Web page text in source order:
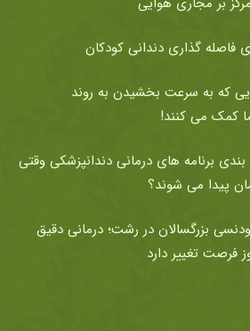
فاصله گذاری دندانی کودکان
که به سرعت بخشیدن به روند
کمک می کنند!
برنامه های درمانی دندانپزشکی وقتی
پیدا می شوند؟
بزرگسالان در رشت؛ درمانی دقیق
فرصت تغییر دارد